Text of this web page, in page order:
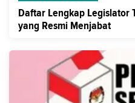
Daftar Lengkap Legislator
yang Resmi Menjabat